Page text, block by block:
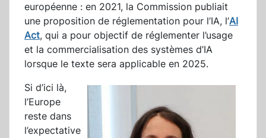
européenne : en 2021, la Commission publiait
une proposition de réglementation pour l’IA, l’AI
Act, qui a pour objectif de réglementer l’usage
et la commercialisation des systèmes d’IA
lorsque le texte sera applicable en 2025.
Si d’ici là,
l’Europe
reste dans
l’expectative